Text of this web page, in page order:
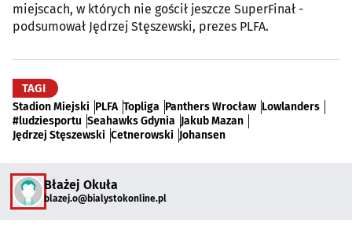
miejscach, w których nie gościł jeszcze SuperFinał -
podsumował Jędrzej Stęszewski, prezes PLFA.
TAGI
Stadion Miejski PLFA Topliga Panthers Wrocław Lowlanders
#ludziesportu Seahawks Gdynia Jakub Mazan
Jędrzej Stęszewski Cetnerowski Johansen
Błażej Okuła
blazej.o@bialystokonline.pl